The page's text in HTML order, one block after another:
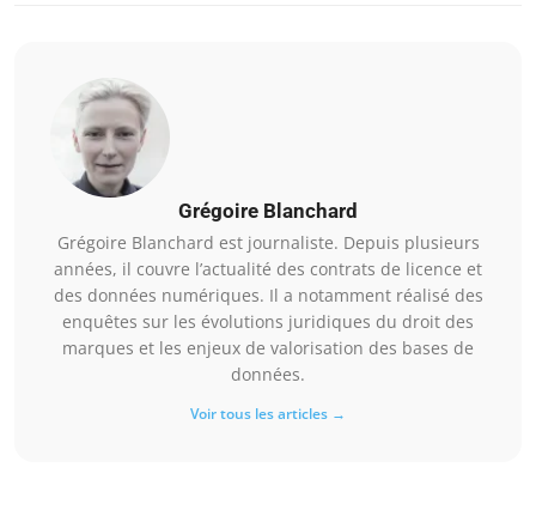
Grégoire Blanchard
Grégoire Blanchard est journaliste. Depuis plusieurs
années, il couvre l’actualité des contrats de licence et
des données numériques. Il a notamment réalisé des
enquêtes sur les évolutions juridiques du droit des
marques et les enjeux de valorisation des bases de
données.
Voir tous les articles →